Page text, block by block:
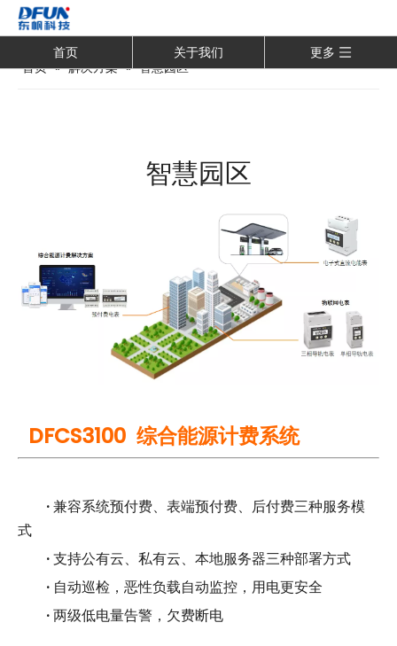
首页 关于我们
更多
首页 » 解决方案 » 智慧园区
智慧园区
DFCS3100 综合能源计费系统
·兼容系统预付费、表端预付费、后付费三种服务模
式
·支持公有云、私有云、本地服务器三种部署方式
· 自动巡检，恶性负载自动监控，用电更安全
·两级低电量告警，欠费断电